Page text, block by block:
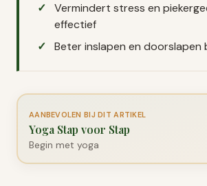
Vermindert stress en
effectief
Beter inslapen en doorslapen
AANBEVOLEN BIJ DIT ARTIKEL
Yoga Stap voor Stap
Begin met yoga